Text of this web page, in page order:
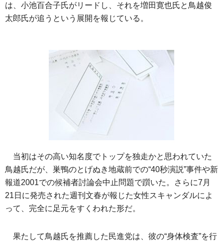
は、小池百合子氏がリードし、それを増田寛也氏と鳥越俊
太郎氏が追うという展開を報じている。
当初はその高い知名度でトップを独走かと思われていた
鳥越氏だが、巣鴨のとげぬき地蔵前での“40秒演説”事件や新
報道2001での候補者討論会中止問題で躓いた。さらに7月
21日に発売された週刊文春が報じた女性スキャンダルによ
って、完全に足元をすくわれた形だ。
果たして鳥越氏を推薦した民進党は、彼の“身体検査”を行